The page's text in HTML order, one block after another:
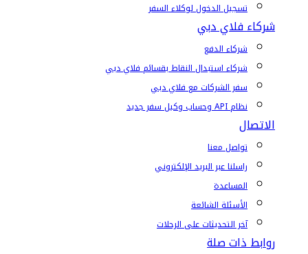
تسجيل الدخول لوكلاء السفر
شركاء فلاي دبي
شركاء الدفع
شركاء استبدال النقاط بقسائم فلاي دبي
سفر الشركات مع فلاي دبي
نظام API وحساب وكيل سفر جديد
الاتصال
تواصل معنا
راسلنا عبر البريد الإلكتروني
المساعدة
الأسئلة الشائعة
آخر التحديثات على الرحلات
روابط ذات صلة